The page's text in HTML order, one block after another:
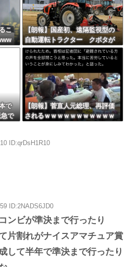
こ
【朗報】国産初、遠隔監視型の
自動運転トラクター クボタが
来春に発売！！！
で
で
【朗報】菅直人元総理、再評価
されるｗｗｗｗｗｗｗｗｗｗｗ
ID:qrDsH1R10
ID:2NADS6JD0
ンビが準決まで行ったり
片割れがナイスアマチュア賞
して半年で準決まで行ったり